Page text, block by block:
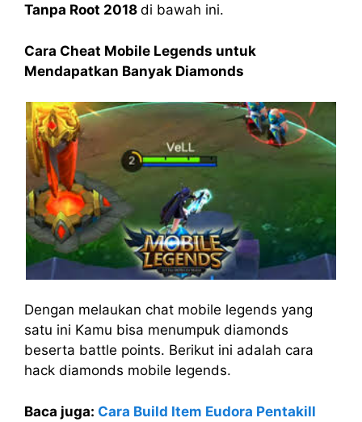
Tanpa Root 2018 di bawah ini.
Cara Cheat Mobile Legends untuk
Mendapatkan Banyak Diamonds
Dengan melaukan chat mobile legends yang
satu ini Kamu bisa menumpuk diamonds
beserta battle points. Berikut ini adalah cara
hack diamonds mobile legends.
Baca juga: Cara Build Item Eudora Pentakill